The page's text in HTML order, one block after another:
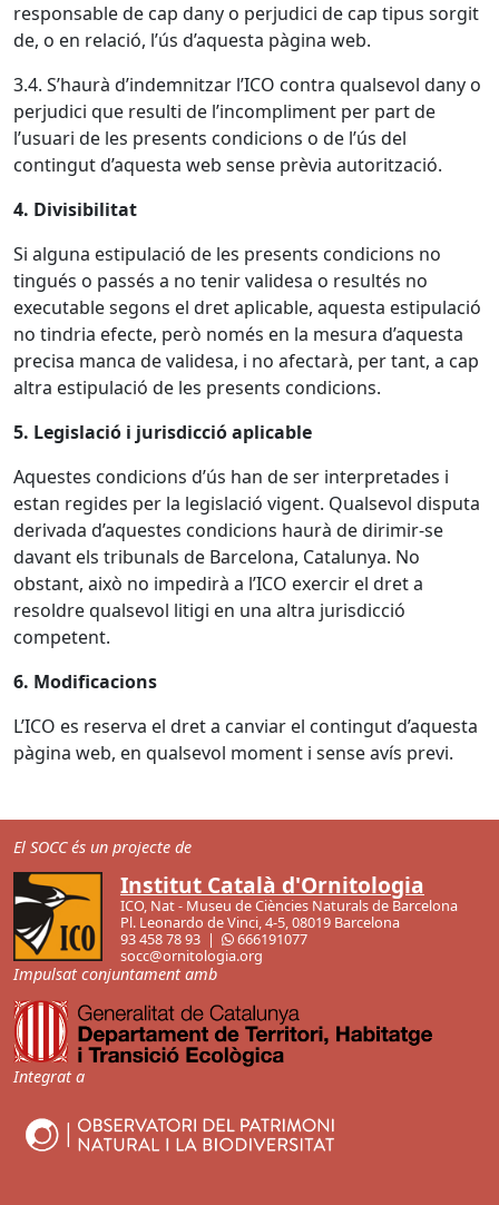
responsable de cap dany o perjudici de cap tipus sorgit
de, o en relació, l’ús d’aquesta pàgina web.
3.4. S’haurà d’indemnitzar l’ICO contra qualsevol dany o
perjudici que resulti de l’incompliment per part de
l’usuari de les presents condicions o de l’ús del
contingut d’aquesta web sense prèvia autorització.
4. Divisibilitat
Si alguna estipulació de les presents condicions no
tingués o passés a no tenir validesa o resultés no
executable segons el dret aplicable, aquesta estipulació
no tindria efecte, però només en la mesura d’aquesta
precisa manca de validesa, i no afectarà, per tant, a cap
altra estipulació de les presents condicions.
5. Legislació i jurisdicció aplicable
Aquestes condicions d’ús han de ser interpretades i
estan regides per la legislació vigent. Qualsevol disputa
derivada d’aquestes condicions haurà de dirimir-se
davant els tribunals de Barcelona, Catalunya. No
obstant, això no impedirà a l’ICO exercir el dret a
resoldre qualsevol litigi en una altra jurisdicció
competent.
6. Modificacions
L’ICO es reserva el dret a canviar el contingut d’aquesta
pàgina web, en qualsevol moment i sense avís previ.
El SOCC és un projecte de
Institut Català d'Ornitologia
ICO, Nat - Museu de Ciències Naturals de Barcelona
Pl. Leonardo de Vinci, 4-5, 08019 Barcelona
93 458 78 93 |
666191077
socc@ornitologia.org
Impulsat conjuntament amb
Integrat a